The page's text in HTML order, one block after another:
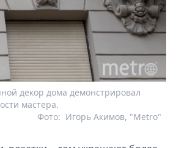
декор дома демонстрировал
мастера.
Игорь Акимов, "Metro"
Фото: